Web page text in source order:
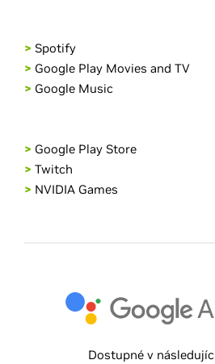
> Spotify
> Google Play Movies and TV
> Google Music
> Google Play Store
> Twitch
> NVIDIA Games
Dostupné v